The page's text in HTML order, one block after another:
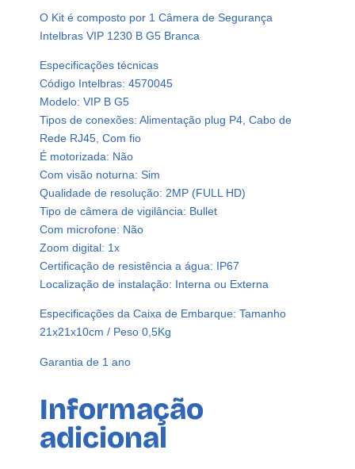
O Kit é composto por 1 Câmera de Segurança
Intelbras VIP 1230 B G5 Branca
Especificações técnicas
Código Intelbras: 4570045
Modelo: VIP B G5
Tipos de conexões: Alimentação plug P4, Cabo de
Rede RJ45, Com fio
É motorizada: Não
Com visão noturna: Sim
Qualidade de resolução: 2MP (FULL HD)
Tipo de câmera de vigilância: Bullet
Com microfone: Não
Zoom digital: 1x
Certificação de resistência a água: IP67
Localização de instalação: Interna ou Externa
Especificações da Caixa de Embarque: Tamanho
21x21x10cm / Peso 0,5Kg
Garantia de 1 ano
Informação
adicional